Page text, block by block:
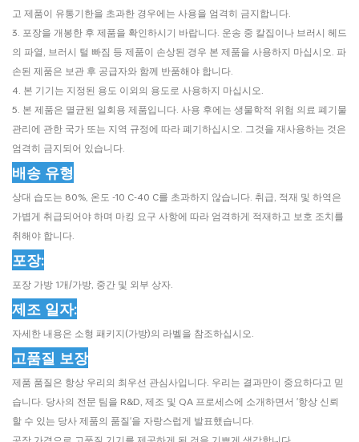
고 제품이 유통기한을 초과한 경우에는 사용을 엄격히 금지합니다.
3. 포장을 개봉한 후 제품을 확인하시기 바랍니다. 운송 중 칼집이나 브러시 헤드
의 파열, 브러시 털 빠짐 등 제품이 손상된 경우 본 제품을 사용하지 마십시오. 파
손된 제품은 보관 후 공급자와 함께 반품해야 합니다.
4. 본 기기는 지정된 용도 이외의 용도로 사용하지 마십시오.
5. 본 제품은 멸균된 일회용 제품입니다. 사용 후에는 생물학적 위험 의료 폐기물
관리에 관한 국가 또는 지역 규정에 따라 폐기하십시오. 그것을 재사용하는 것은
엄격히 금지되어 있습니다.
배송 유형
상대 습도는 80%, 온도 -10 C-40 C를 초과하지 않습니다. 취급, 적재 및 하역은
가볍게 취급되어야 하며 마킹 요구 사항에 따라 엄격하게 적재하고 보호 조치를
취해야 합니다.
포장:
포장 가방 1개/가방, 중간 및 외부 상자.
제조 일자:
자세한 내용은 소형 패키지(가방)의 라벨을 참조하십시오.
고품질 보장
제품 품질은 항상 우리의 최우선 관심사입니다. 우리는 결과만이 중요하다고 믿
습니다. 당사의 전문 팀을 R&D, 제조 및 QA 프로세스에 소개하면서 '항상 신뢰
할 수 있는 당사 제품의 품질'을 자랑스럽게 발표했습니다.